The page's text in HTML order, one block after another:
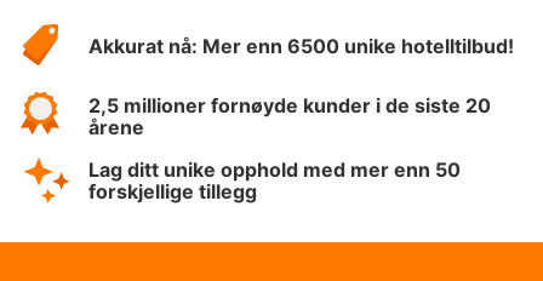
Hotelspecials
Akkurat nå: Mer enn 6500 unike hotelltilbud!
2,5 millioner fornøyde kunder i de siste 20
årene
Lag ditt unike opphold med mer enn 50
forskjellige tillegg